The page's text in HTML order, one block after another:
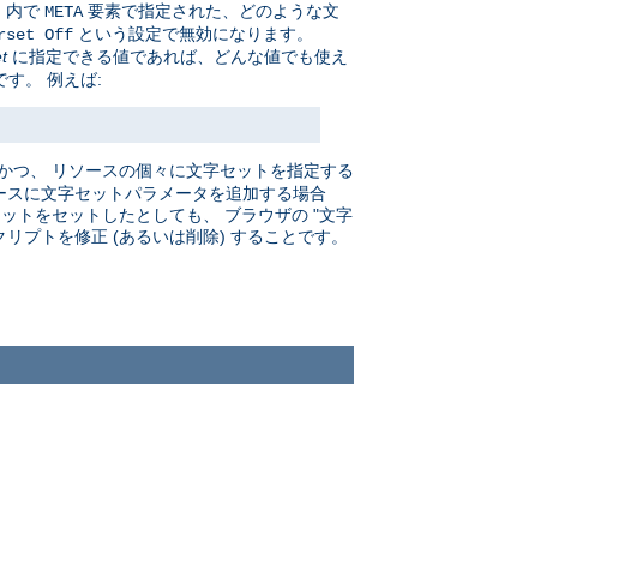
内で META 要素で指定された、どのような文
Off という設定で無効になります。
に指定できる値であれば、どんな値でも使え
す。 例えば:
つ、 リソースの個々に文字セットを指定する
に文字セットパラメータを追加する場合
トをセットしたとしても、 ブラウザの "文字
プトを修正 (あるいは削除) することです。